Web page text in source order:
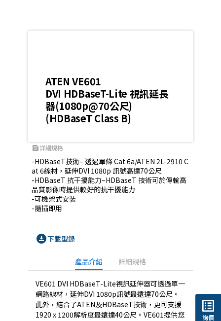
ATEN VE601
DVI HDBaseT-Lite 視訊延長
器(1080p@70公尺)
(HDBaseT Class B)
feed詳細規格
-HDBaseT技術– 透過單條 Cat 6a/ATEN 2L-2910 C
at 6線材，延伸DVI 1080p 訊號高達70公尺
-HDBaseT 抗干擾能力–HDBaseT 技術可於傳輸高
品質影像時提供較好的抗干擾能力
-可機架式安裝
-隨插即用
download_for_offline下載型錄
產品介紹 詳細規格
VE601 DVI HDBaseT-Lite視訊延伸器可透過單一
網路線材，延伸DVI 1080p訊號最遠達70公尺。
此外，結合了ATEN及HDBaseT技術，更可支援
1920 x 1200解析度最遠達40公尺。VE601提供您
list_alt
詢價